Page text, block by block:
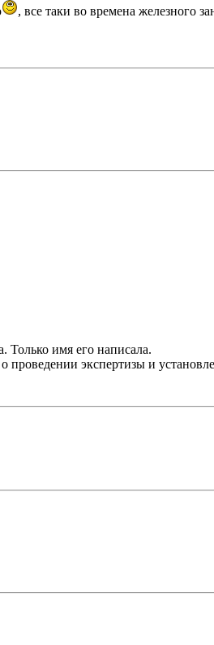
, все таки во времена железного
Только имя его написала.
проведении экспертизы и